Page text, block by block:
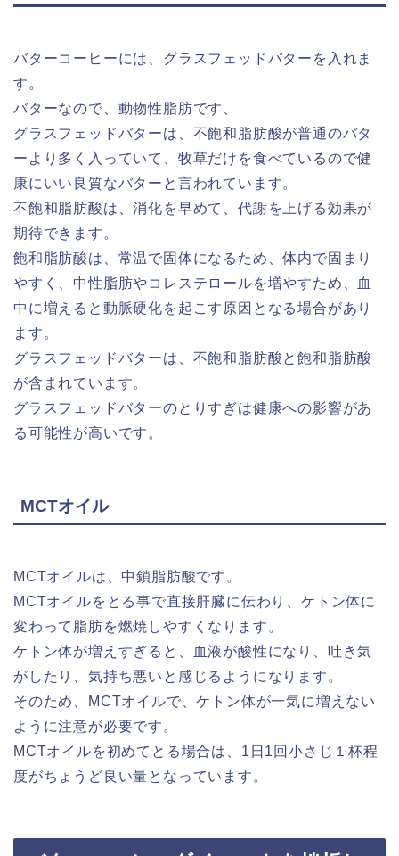
バターコーヒーには、グラスフェッドバターを入れま
す。
バターなので、動物性脂肪です、
グラスフェッドバターは、不飽和脂肪酸が普通のバタ
ーより多く入っていて、牧草だけを食べているので健
康にいい良質なバターと言われています。
不飽和脂肪酸は、消化を早めて、代謝を上げる効果が
期待できます。
飽和脂肪酸は、常温で固体になるため、体内で固まり
やすく、中性脂肪やコレステロールを増やすため、血
中に増えると動脈硬化を起こす原因となる場合があり
ます。
グラスフェッドバターは、不飽和脂肪酸と飽和脂肪酸
が含まれています。
グラスフェッドバターのとりすぎは健康への影響があ
る可能性が高いです。
MCTオイル
MCTオイルは、中鎖脂肪酸です。
MCTオイルをとる事で直接肝臓に伝わり、ケトン体に
変わって脂肪を燃焼しやすくなります。
ケトン体が増えすぎると、血液が酸性になり、吐き気
がしたり、気持ち悪いと感じるようになります。
そのため、MCTオイルで、ケトン体が一気に増えない
ように注意が必要です。
MCTオイルを初めてとる場合は、1日1回小さじ１杯程
度がちょうど良い量となっています。